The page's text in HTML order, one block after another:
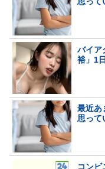
バイア
裕」1
最近あ
思っ
コンビ